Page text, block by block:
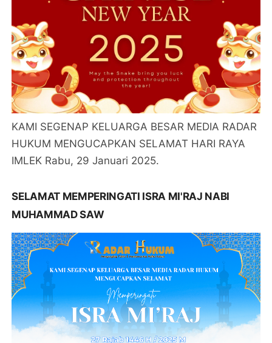
KAMI SEGENAP KELUARGA BESAR MEDIA RADAR
HUKUM MENGUCAPKAN SELAMAT HARI RAYA
IMLEK Rabu, 29 Januari 2025.
SELAMAT MEMPERINGATI ISRA MI'RAJ NABI
MUHAMMAD SAW